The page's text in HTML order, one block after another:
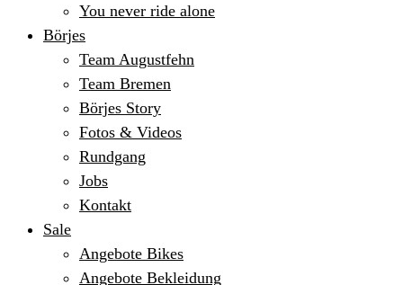
You never ride alone
Börjes
Team Augustfehn
Team Bremen
Börjes Story
Fotos & Videos
Rundgang
Jobs
Kontakt
Sale
Angebote Bikes
Angebote Bekleidung